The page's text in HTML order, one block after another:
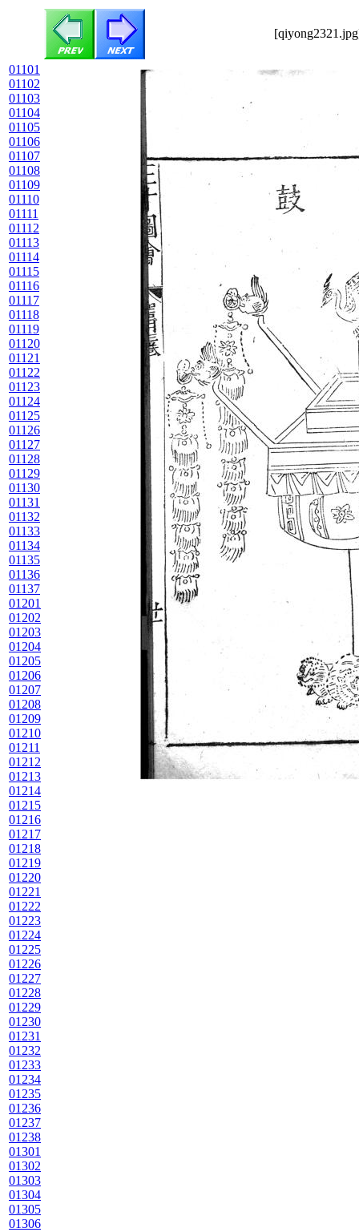
01101
01102
01103
01104
01105
01106
01107
01108
01109
01110
01111
01112
01113
01114
01115
01116
01117
01118
01119
01120
01121
01122
01123
01124
01125
01126
01127
01128
01129
01130
01131
01132
01133
01134
01135
01136
01137
01201
01202
01203
01204
01205
01206
01207
01208
01209
01210
01211
01212
01213
01214
01215
01216
01217
01218
01219
01220
01221
01222
01223
01224
01225
01226
01227
01228
01229
01230
01231
01232
01233
01234
01235
01236
01237
01238
01301
01302
01303
01304
01305
01306